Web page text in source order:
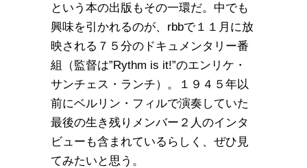
という本の出版もその一環だ。中でも
興味を引かれるのが、rbbで１１月に放
映される７５分のドキュメンタリー番
組（監督は”Rythm is it!”のエンリケ・
サンチェス・ランチ）。１９４５年以
前にベルリン・フィルで演奏していた
最後の生き残りメンバー２人のインタ
ビューも含まれているらしく、ぜひ見
てみたいと思う。